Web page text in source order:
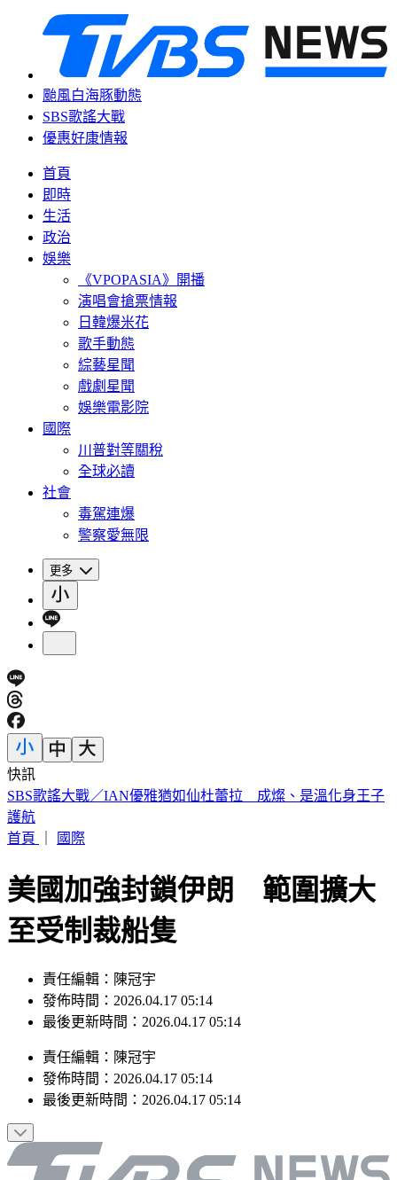
颱風白海豚動態
SBS歌謠大戰
優惠好康情報
首頁
即時
生活
政治
娛樂
《VPOPASIA》開播
演唱會搶票情報
日韓爆米花
歌手動態
綜藝星聞
戲劇星聞
娛樂電影院
國際
川普對等關稅
全球必讀
社會
毒駕連爆
警察愛無限
更多
快訊
白海豚颱風沒登陸為何風雨狂灌北台？吳聖宇揭是關鍵
首頁
美國加強封鎖伊朗 範圍擴大
至受制裁船隻
發佈時間：2026.04.17 05:14
最後更新時間：2026.04.17 05:14
發佈時間： 2026.04.17 05:14
最後更新時間：2026.04.17 05:14